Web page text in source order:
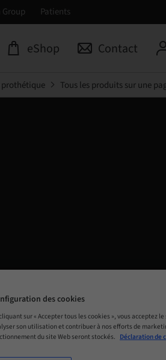
Patients
eShop Contact
Tous les produits sur une
des cookies
sur « Accepter tous les cookies », vous
son utilisation et contribuer à nos efforts de
du site Web seront stockés. Déclaration de